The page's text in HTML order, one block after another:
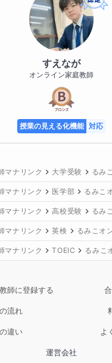
すえなが
オンライン家庭教師
授業の見える化機能 対応
マナリンク 大学受験 るみ
マナリンク 医学部 るみこ
マナリンク 高校受験 るみ
マナリンク 英検 るみこオ
マナリンク TOEIC るみこ
師に登録する
流れ
違い よ
運営会社